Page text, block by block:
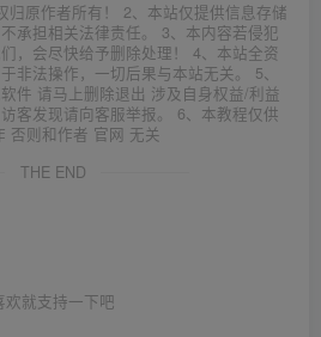
归原作者所有！ 2、本站仅提供信息存储
承担相关法律责任。 3、本内容若侵犯
，会尽快给予删除处理！ 4、本站全资
非法操作，一切后果与本站无关。 5、
件 请马上删除退出 涉及自身权益/利益
客发现请向客服举报。 6、本教程仅供
否则和作者 官网 无关
THE END
欢就支持一下吧